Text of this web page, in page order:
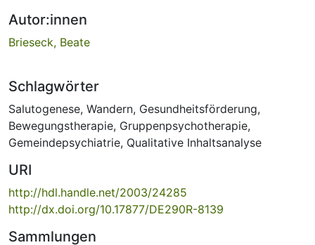
Autor:innen
Brieseck, Beate
Schlagwörter
Salutogenese, Wandern, Gesundheitsförderung,
Bewegungstherapie, Gruppenpsychotherapie,
Gemeindepsychiatrie, Qualitative Inhaltsanalyse
URI
http://hdl.handle.net/2003/24285
http://dx.doi.org/10.17877/DE290R-8139
Sammlungen